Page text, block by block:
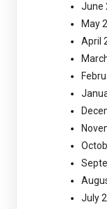
June
May
April
July